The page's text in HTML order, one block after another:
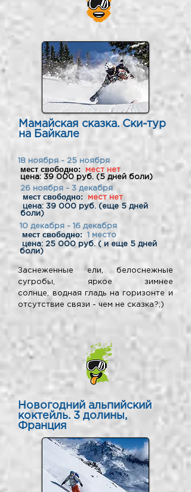
Мамайская сказка. Ски-тур
на Байкале
18 ноября - 25 ноября
мест свободно:
мест нет
цена: 39 000 руб. (5 дней боли)
26 ноября - 3 декабря
мест свободно:
мест нет
цена: 39 000 руб. (еще 5 дней
боли)
10 декабря - 16 декабря
мест свободно:
1 место
цена: 25 000 руб. ( и еще 5 дней
боли)
Заснеженные ели, белоснежные
сугробы, яркое зимнее
солнце, водная гладь на горизонте и
отсутствие связи - чем не сказка?;)
Новогодний альпийский
коктейль. 3 долины,
Франция